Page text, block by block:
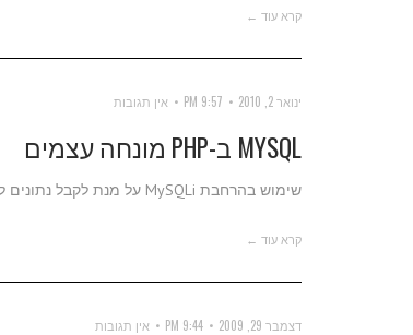
קרא עוד ←
ינואר 2, 2010 9:57 PM אין תגובות
MYSQL ב-PHP מונחה עצמים
שימוש בהרחבת MySQLi על מנת לקבל נתונים ל-PHP
קרא עוד ←
דצמבר 29, 2009 9:44 PM אין תגובות